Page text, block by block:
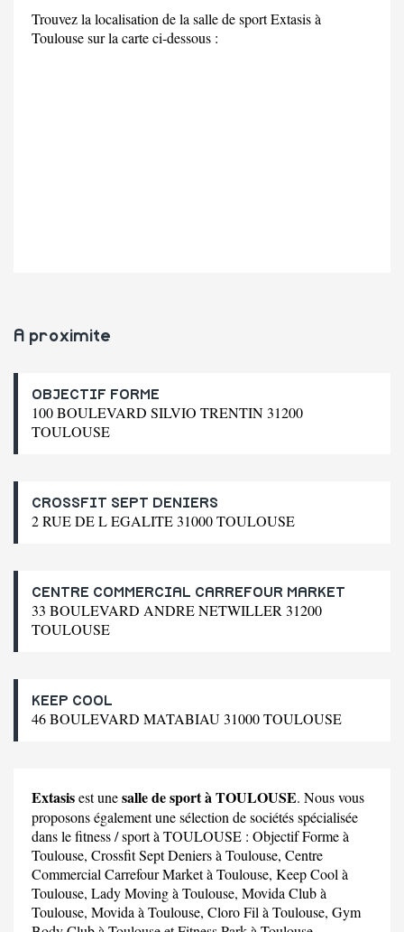
Trouvez la localisation de la salle de sport Extasis à
Toulouse sur la carte ci-dessous :
A proximite
OBJECTIF FORME
100 BOULEVARD SILVIO TRENTIN 31200
TOULOUSE
CROSSFIT SEPT DENIERS
2 RUE DE L EGALITE 31000 TOULOUSE
CENTRE COMMERCIAL CARREFOUR MARKET
33 BOULEVARD ANDRE NETWILLER 31200
TOULOUSE
KEEP COOL
46 BOULEVARD MATABIAU 31000 TOULOUSE
Extasisest unesalle de sport à TOULOUSE. Nous vous
proposons également une sélection de sociétés spécialisée
dans le fitness / sport à TOULOUSE : Objectif Formeà
Toulouse, Crossfit Sept Deniersà Toulouse, Centre
Commercial Carrefour Marketà Toulouse, Keep Cool à
Toulouse, Lady Movingà Toulouse, Movida Clubà
Toulouse, Movida à Toulouse, Cloro Fil à Toulouse, Gym